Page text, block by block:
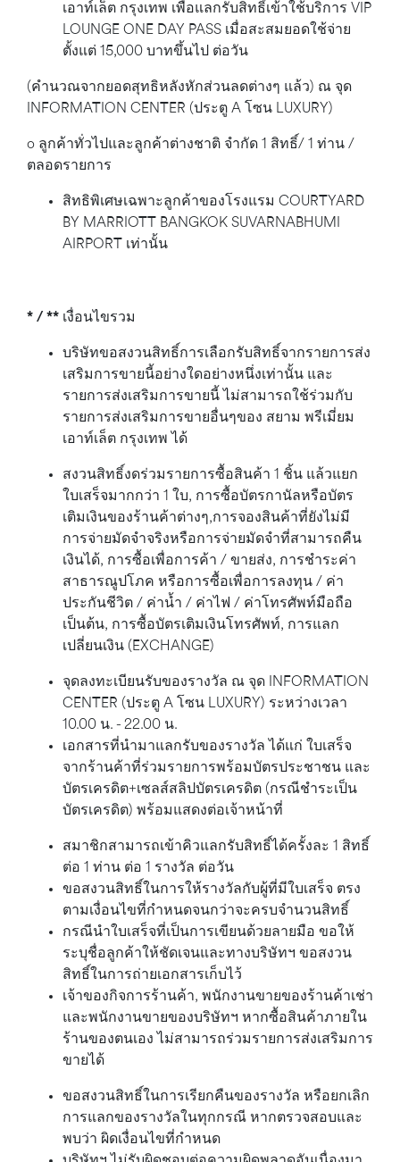
เอาท์เล็ต กรุงเทพ เพื่อแลกรับสิทธิ์เข้าใช้บริการ VIP
LOUNGE ONE DAY PASS เมื่อสะสมยอดใช้จ่าย
ตั้งแต่ 15,000 บาทขึ้นไป ต่อวัน
(คำนวณจากยอดสุทธิหลังหักส่วนลดต่างๆ แล้ว) ณ จุด
INFORMATION CENTER (ประตู A โซน LUXURY)
o ลูกค้าทั่วไปและลูกค้าต่างชาติ จำกัด 1 สิทธิ์/ 1 ท่าน /
ตลอดรายการ
สิทธิพิเศษเฉพาะลูกค้าของโรงแรม COURTYARD
BY MARRIOTT BANGKOK SUVARNABHUMI
AIRPORT เท่านั้น
* / ** เงื่อนไขรวม
บริษัทขอสงวนสิทธิ์การเลือกรับสิทธิ์จากรายการส่ง
เสริมการขายนี้อย่างใดอย่างหนึ่งเท่านั้น และ
รายการส่งเสริมการขายนี้ ไม่สามารถใช้ร่วมกับ
รายการส่งเสริมการขายอื่นๆของ สยาม พรีเมี่ยม
เอาท์เล็ต กรุงเทพ ได้
สงวนสิทธิ์งดร่วมรายการซื้อสินค้า 1 ชิ้น แล้วแยก
ใบเสร็จมากกว่า 1 ใบ, การซื้อบัตรกานัลหรือบัตร
เติมเงินของร้านค้าต่างๆ,การจองสินค้าที่ยังไม่มี
การจ่ายมัดจำจริงหรือการจ่ายมัดจำที่สามารถคืน
เงินได้, การซื้อเพื่อการค้า / ขายส่ง, การชำระค่า
สาธารณูปโภค หรือการซื้อเพื่อการลงทุน / ค่า
ประกันชีวิต / ค่าน้ำ / ค่าไฟ / ค่าโทรศัพท์มือถือ
เป็นต้น, การซื้อบัตรเติมเงินโทรศัพท์, การแลก
เปลี่ยนเงิน (EXCHANGE)
จุดลงทะเบียนรับของรางวัล ณ จุด INFORMATION
CENTER (ประตู A โซน LUXURY) ระหว่างเวลา
10.00 น. - 22.00 น.
เอกสารที่นำมาแลกรับของรางวัล ได้แก่ ใบเสร็จ
จากร้านค้าที่ร่วมรายการพร้อมบัตรประชาชน และ
บัตรเครดิต+เซลส์สลิปบัตรเครดิต (กรณีชำระเป็น
บัตรเครดิต) พร้อมแสดงต่อเจ้าหน้าที่
สมาชิกสามารถเข้าคิวแลกรับสิทธิ์ได้ครั้งละ 1 สิทธิ์
ต่อ 1 ท่าน ต่อ 1 รางวัล ต่อวัน
ขอสงวนสิทธิ์ในการให้รางวัลกับผู้ที่มีใบเสร็จ ตรง
ตามเงื่อนไขที่กำหนดจนกว่าจะครบจำนวนสิทธิ์
กรณีนำใบเสร็จที่เป็นการเขียนด้วยลายมือ ขอให้
ระบุชื่อลูกค้าให้ชัดเจนและทางบริษัทฯ ขอสงวน
สิทธิ์ในการถ่ายเอกสารเก็บไว้
เจ้าของกิจการร้านค้า, พนักงานขายของร้านค้าเช่า
และพนักงานขายของบริษัทฯ หากซื้อสินค้าภายใน
ร้านของตนเอง ไม่สามารถร่วมรายการส่งเสริมการ
ขายได้
ขอสงวนสิทธิ์ในการเรียกคืนของรางวัล หรือยกเลิก
การแลกของรางวัลในทุกกรณี หากตรวจสอบและ
พบว่า ผิดเงื่อนไขที่กำหนด